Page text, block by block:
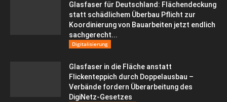
Glasfaser für Deutschland: Flächendeckung
statt schädlichem Überbau Pflicht zur
Koordinierung von Bauarbeiten jetzt endlich
sachgerecht...
Digitalisierung
Glasfaser in die Fläche anstatt
Flickenteppich durch Doppelausbau –
Verbände fordern Überarbeitung des
DigiNetz-Gesetzes